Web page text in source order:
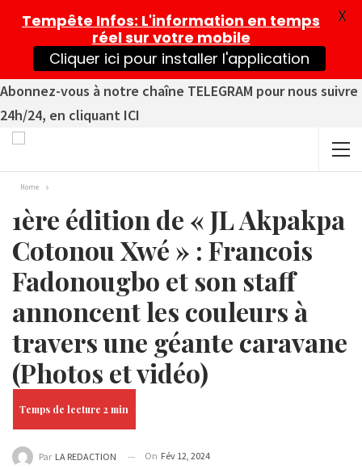
Abonnez-vous à notre chaîne TELEGRAM pour nous suivre
24h/24, en cliquant ICI
Home
1ère édition de « JL Akpakpa
Cotonou Xwé » : Francois
Fadonougbo et son staff
annoncent les couleurs à
travers une géante caravane
(Photos et vidéo)
Par LA REDACTION On Fév 12, 2024
Tempête Infos: L'information en temps
réel sur votre mobile
Cliquer ici pour installer l'application
X